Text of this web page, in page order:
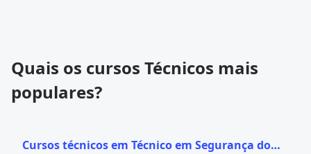
Quais os cursos Técnicos mais
populares?
Cursos técnicos em Técnico em Segurança do